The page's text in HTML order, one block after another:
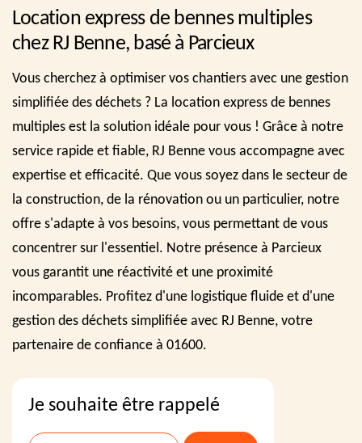
Location express de bennes multiples
chez RJ Benne, basé à Parcieux
Vous cherchez à optimiser vos chantiers avec une gestion
simplifiée des déchets ? La location express de bennes
multiples est la solution idéale pour vous ! Grâce à notre
service rapide et fiable, RJ Benne vous accompagne avec
expertise et efficacité. Que vous soyez dans le secteur de
la construction, de la rénovation ou un particulier, notre
offre s'adapte à vos besoins, vous permettant de vous
concentrer sur l'essentiel. Notre présence à Parcieux
vous garantit une réactivité et une proximité
incomparables. Profitez d'une logistique fluide et d'une
gestion des déchets simplifiée avec RJ Benne, votre
partenaire de confiance à 01600.
Je souhaite être rappelé